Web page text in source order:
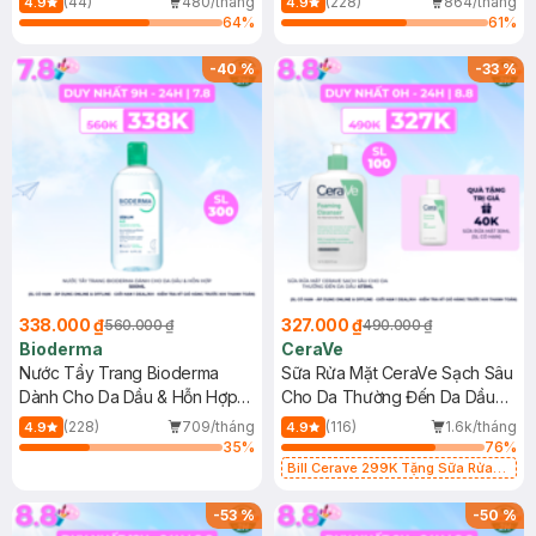
64%
61%
-40%
338.000 ₫560.000 ₫
Bioderma
Nước Tẩy Trang Bioderma
Dành Cho Da Dầu & Hỗn Hợp
500ml
4.9 (228)
709/tháng
35%
-33%
327.000 ₫490.000 ₫
CeraVe
Sữa Rửa Mặt CeraVe Sạch Sâu
Cho Da Thường Đến Da Dầu
473ml
4.9 (116)
1.6k/tháng
76%
Bill Cerave 299K Tặng Sữa Rửa
-53% -50%